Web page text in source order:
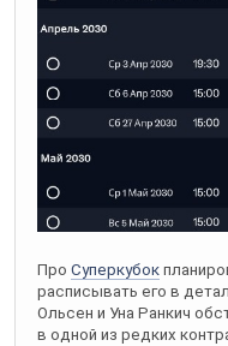
Про Суперкубок
расписывать его в
Ольсен и Уна Ранкич
в одной из редких